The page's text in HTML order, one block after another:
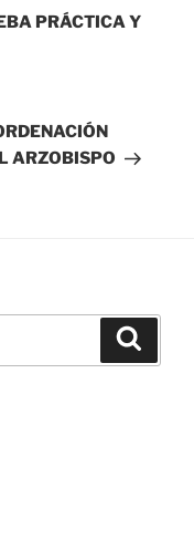
PRÁCTICA Y
ARZOBISPO